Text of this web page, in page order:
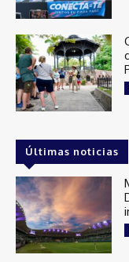
Últimas noticias